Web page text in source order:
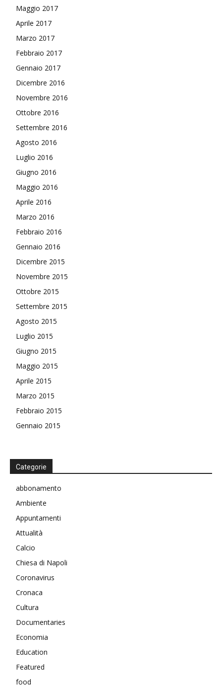
Maggio 2017
Aprile 2017
Marzo 2017
Febbraio 2017
Gennaio 2017
Dicembre 2016
Novembre 2016
Ottobre 2016
Settembre 2016
Agosto 2016
Luglio 2016
Giugno 2016
Maggio 2016
Aprile 2016
Marzo 2016
Febbraio 2016
Gennaio 2016
Dicembre 2015
Novembre 2015
Ottobre 2015
Settembre 2015
Agosto 2015
Luglio 2015
Giugno 2015
Maggio 2015
Aprile 2015
Marzo 2015
Febbraio 2015
Gennaio 2015
Categorie
abbonamento
Ambiente
Appuntamenti
Attualità
Calcio
Chiesa di Napoli
Coronavirus
Cronaca
Cultura
Documentaries
Economia
Education
Featured
food